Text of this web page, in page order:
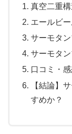
真空二重
エールビ
サーモタ
サーモタ
口コミ・
【結論】
すめか？